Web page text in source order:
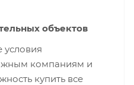
объектов
компаниям и
купить все